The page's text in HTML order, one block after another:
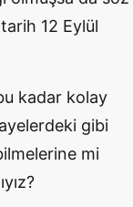
12 Eylül
kadar kolay
gibi
mi